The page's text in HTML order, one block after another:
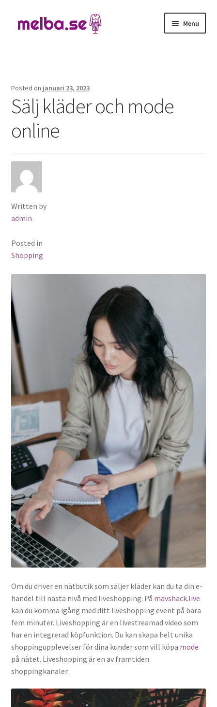
to
to
Menu
Posted on januari 23, 2023
Sälj kläder och mode
online
Written by
admin
Posted in
Shopping
Om du driver en nätbutik som säljer kläder kan du ta din e-
handel till nästa nivå med liveshopping. På mavshack.live
kan du komma igång med ditt liveshopping event på bara
fem minuter. Liveshopping är en livestreamad video som
har en integrerad köpfunktion. Du kan skapa helt unika
shoppingupplevelser för dina kunder som vill köpa mode
på nätet. Liveshopping är en av framtiden
shoppingkanaler.